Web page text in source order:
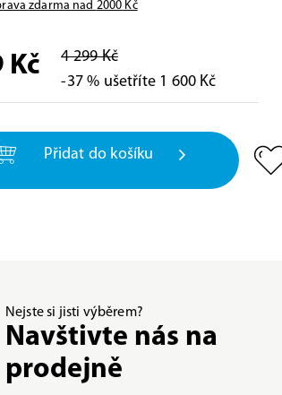
zdarma nad 2000 Kč
Kč
4 299 Kč
-37 % ušetříte 1 600 Kč
Přidat do košíku
Nejste si jisti výběrem?
Navštivte nás na
prodejně